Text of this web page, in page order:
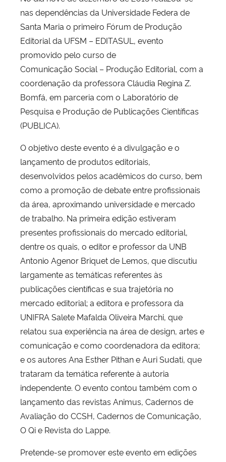
Advocacia-Geral da União
Banco Central do Brasil
Planalto
nas dependências da Universidade Federa de
Santa Maria o primeiro Fórum de Produção
Editorial da UFSM – EDITASUL, evento
promovido pelo curso de
Comunicação Social – Produção Editorial, com a
coordenação da professora Cláudia Regina Z.
Bomfá, em parceria com o Laboratório de
Pesquisa e Produção de Publicações Científicas
(PUBLICA).
O objetivo deste evento é a divulgação e o
lançamento de produtos editoriais,
desenvolvidos pelos acadêmicos do curso, bem
como a promoção de debate entre profissionais
da área, aproximando universidade e mercado
de trabalho. Na primeira edição estiveram
presentes profissionais do mercado editorial,
dentre os quais, o editor e professor da UNB
Antonio Agenor Briquet de Lemos, que discutiu
largamente as temáticas referentes às
publicações científicas e sua trajetória no
mercado editorial; a editora e professora da
UNIFRA Salete Mafalda Oliveira Marchi, que
relatou sua experiência na área de design, artes e
comunicação e como coordenadora da editora;
e os autores Ana Esther Pithan e Auri Sudati, que
trataram da temática referente à autoria
independente. O evento contou também com o
lançamento das revistas Animus, Cadernos de
Avaliação do CCSH, Cadernos de Comunicação,
O Qi e Revista do Lappe.
Pretende-se promover este evento em edições